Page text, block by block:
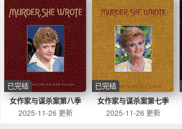
女作家与谋杀案第八季
已完结
2025-11-26 更新
女作家与谋杀案第七季
已完结
2025-11-26 更新